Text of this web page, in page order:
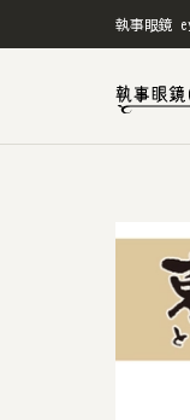
執事眼鏡